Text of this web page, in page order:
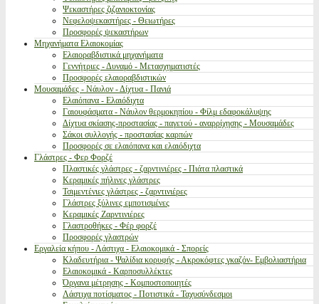
Ψεκαστήρες ζιζανιοκτονίας
Νεφελοψεκαστήρες - Θειωτήρες
Προσφορές ψεκαστήρων
Μηχανήματα Ελαιοκομίας
Ελαιοραβδιστικά μηχανήματα
Γεννήτριες - Δυναμό - Μετασχηματιστές
Προσφορές ελαιοραβδιστικών
Μουσαμάδες - Νάυλον - Δίχτυα - Πανιά
Ελαιόπανα - Ελαιόδιχτα
Γαιουφάσματα - Νάυλον θερμοκηπίου - Φίλμ εδαφοκάλυψης
Δίχτυα σκίασης-προστασίας - παγετού - αναρρίχησης - Μουσαμάδες
Σάκοι συλλογής - προστασίας καρπών
Προσφορές σε ελαιόπανα και ελαιόδιχτα
Γλάστρες - Φερ Φορζέ
Πλαστικές γλάστρες - ζαρντινιέρες - Πιάτα πλαστικά
Κεραμικές πήλινες γλάστρες
Τσιμεντένιες γλάστρες - ζαρντινιέρες
Γλάστρες ξύλινες εμποτισμένες
Κεραμικές Ζαρντινιέρες
Γλαστροθήκες - Φέρ φορζέ
Προσφορές γλαστρών
Εργαλεία κήπου - Λάστιχα - Ελαιοκομικά - Σπορείς
Κλαδευτήρια - Ψαλίδια κορυφής - Ακροκόφτες γκαζόν- Εμβολιαστήρια
Ελαιοκομικά - Καρποσυλλέκτες
Όργανα μέτρησης - Κομποστοποιητές
Λάστιχα ποτίσματος - Ποτιστικά - Ταχυσύνδεσμοι